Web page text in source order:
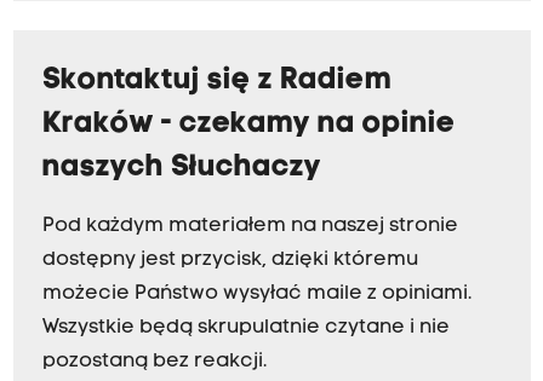
Skontaktuj się z Radiem
Kraków - czekamy na opinie
naszych Słuchaczy
Pod każdym materiałem na naszej stronie
dostępny jest przycisk, dzięki któremu
możecie Państwo wysyłać maile z opiniami.
Wszystkie będą skrupulatnie czytane i nie
pozostaną bez reakcji.